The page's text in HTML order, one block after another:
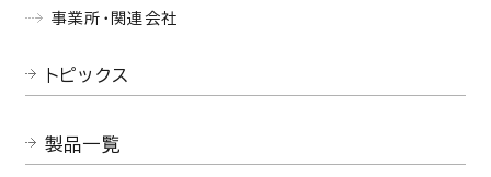
事業所・関連会社
トピックス
製品一覧